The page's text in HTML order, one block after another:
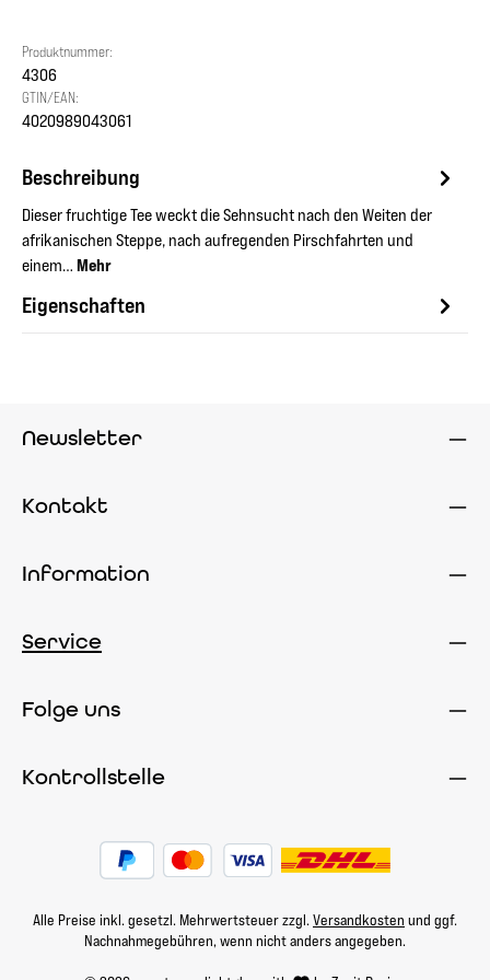
Produktnummer:
4306
GTIN/EAN:
4020989043061
Beschreibung
Dieser fruchtige Tee weckt die Sehnsucht nach den Weiten der
afrikanischen Steppe, nach aufregenden Pirschfahrten und
einem… Mehr
Eigenschaften
Newsletter
Kontakt
Information
Service
Folge uns
Kontrollstelle
Alle Preise inkl. gesetzl. Mehrwertsteuer zzgl. Versandkosten und ggf.
Nachnahmegebühren, wenn nicht anders angegeben.